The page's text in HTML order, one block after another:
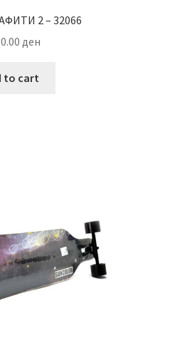
2 – 32066
ден
to cart